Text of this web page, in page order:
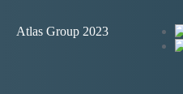
Atlas Group 2023